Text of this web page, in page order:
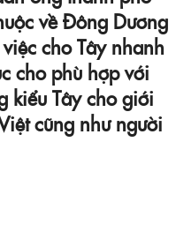
về Đông Dương
cho Tây nhanh
cho phù hợp với
kiểu Tây cho giới
cũng như người